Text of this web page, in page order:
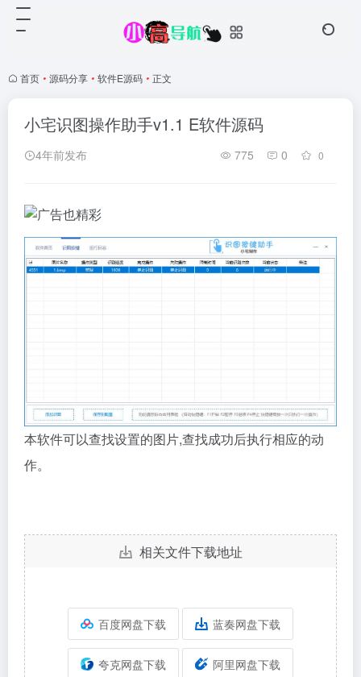
首页 • 源码分享 • 软件E源码 • 正文
小宅识图操作助手v1.1 E软件源码
4年前发布 775 0 0
本软件可以查找设置的图片,查找成功后执行相应的动
作。
相关文件下载地址
百度网盘下载 蓝奏网盘下载
夸克网盘下载 阿里网盘下载